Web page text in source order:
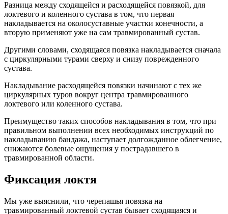
Разница между сходящейся и расходящейся повязкой, для
локтевого и коленного сустава в том, что первая
накладывается на околосуставные участки конечности, а
вторую применяют уже на сам травмированный сустав.
Другими словами, сходящаяся повязка накладывается сначала
с циркулярными турами сверху и снизу поврежденного
сустава.
Накладывание расходящейся повязки начинают с тех же
циркулярных туров вокруг центра травмированного
локтевого или коленного сустава.
Преимущество таких способов накладывания в том, что при
правильном выполнении всех необходимых инструкций по
накладыванию бандажа, наступает долгожданное облегчение,
снижаются болевые ощущения у пострадавшего в
травмированной области.
Фиксация локтя
Мы уже выяснили, что черепашья повязка на
травмированный локтевой сустав бывает сходящаяся и